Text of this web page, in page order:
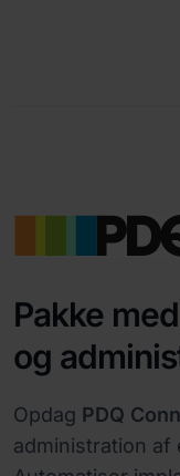
Pakke
og
Opdag PDQ
administration af